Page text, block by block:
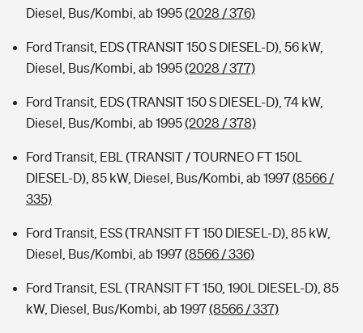
Diesel, Bus/Kombi, ab 1995(2028 / 376)
Ford Transit, EDS (TRANSIT 150 S DIESEL-D), 56 kW,
Diesel, Bus/Kombi, ab 1995(2028 / 377)
Ford Transit, EDS (TRANSIT 150 S DIESEL-D), 74 kW,
Diesel, Bus/Kombi, ab 1995(2028 / 378)
Ford Transit, EBL (TRANSIT / TOURNEO FT 150L
DIESEL-D), 85 kW, Diesel, Bus/Kombi, ab 1997(8566 /
335)
Ford Transit, ESS (TRANSIT FT 150 DIESEL-D), 85 kW,
Diesel, Bus/Kombi, ab 1997(8566 / 336)
Ford Transit, ESL (TRANSIT FT 150, 190L DIESEL-D), 85
kW, Diesel, Bus/Kombi, ab 1997(8566 / 337)